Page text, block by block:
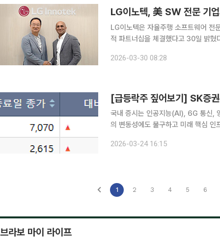
LG이노텍, 美 SW 전문 기
LG이노텍은 자율주행 소프트웨어
적 파트너십을 체결했다고 30일 밝혔다. 이번 협력을 통해 LG이노텍은 어플라이드 인튜이
라이드 인튜이션 역시 LG이노텍의
2026-03-30 08:28
국내 증시는 인공지능(AI), 6G 통신,
의 변동성에도 불구하고 미래 핵심 인
래일 대비 29.96% 오른 7,070원을
2026-03-24 16:15
1 2 3 4 5 6
브라보 마이 라이프